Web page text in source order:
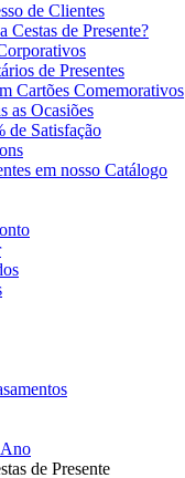
de Clientes
Cestas de Presente?
de Presentes
Cartões Comemorativos
as Ocasiões
de Satisfação
em nosso Catálogo
Ano
de Presente